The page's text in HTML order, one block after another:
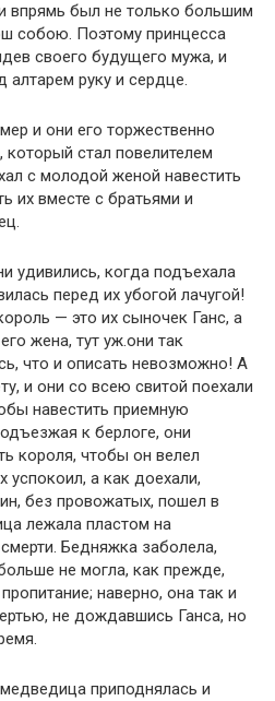
впрямь был не только большим
собою. Поэтому принцесса
своего будущего мужа, и
алтарем руку и сердце.
и они его торжественно
который стал повелителем
с молодой женой навестить
их вместе с братьями и
удивились, когда подъехала
перед их убогой лачугой!
— это их сыночек Ганс, а
жена, тут уж.они так
что и описать невозможно! А
и они со всею свитой поехали
навестить приемную
к берлоге, они
короля, чтобы он велел
успокоил, а как доехали,
без провожатых, пошел в
лежала пластом на
Бедняжка заболела,
не могла, как прежде,
наверно, она так и
не дождавшись Ганса, но
приподнялась и